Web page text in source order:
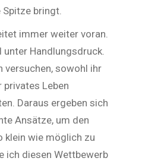
bringt.
immer weiter voran.
Handlungsdruck.
versuchen, sowohl ihr
privates Leben
Daraus ergeben sich
Ansätze, um den
klein wie möglich zu
ich diesen Wettbewerb